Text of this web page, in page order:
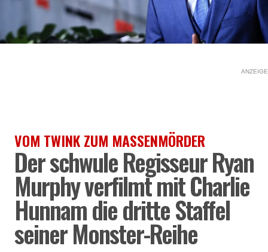
ANZEIGE
VOM TWINK ZUM MASSENMÖRDER
Der schwule Regisseur Ryan
Murphy verfilmt mit Charlie
Hunnam die dritte Staffel
seiner Monster-Reihe